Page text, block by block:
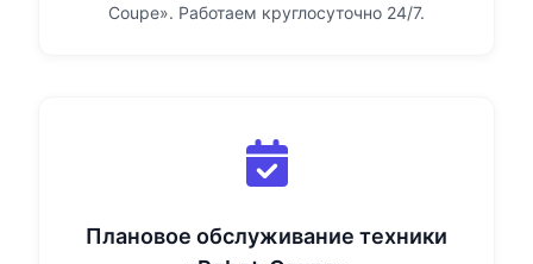
Coupe». Работаем круглосуточно 24/7.
Плановое обслуживание техники